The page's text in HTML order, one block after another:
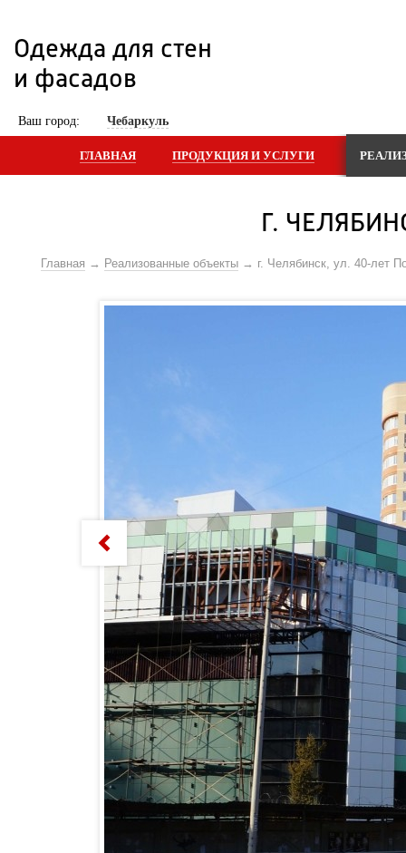
Одежда для стен
и фасадов
Ваш город: Чебаркуль
ГЛАВНАЯ ПРОДУКЦИЯ И УСЛУГИ
Г.
Главная Реализованные объекты г. Челябинск, ул. 40-лет